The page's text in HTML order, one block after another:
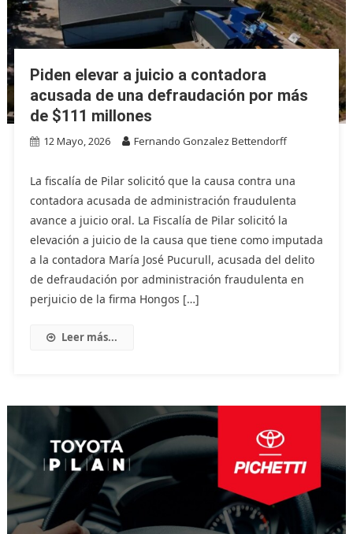
Piden elevar a juicio a contadora
acusada de una defraudación por más
de $111 millones
12 Mayo, 2026 Fernando Gonzalez Bettendorff
La fiscalía de Pilar solicitó que la causa contra una
contadora acusada de administración fraudulenta
avance a juicio oral. La Fiscalía de Pilar solicitó la
elevación a juicio de la causa que tiene como imputada
a la contadora María José Pucurull, acusada del delito
de defraudación por administración fraudulenta en
perjuicio de la firma Hongos […]
Leer más...